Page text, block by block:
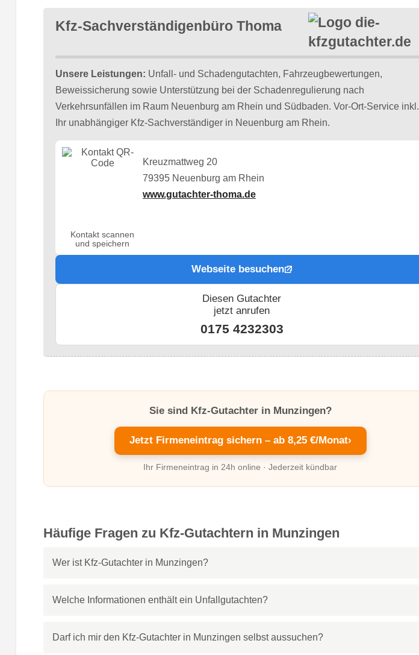
Kfz-Sachverständigenbüro Thoma
Unsere Leistungen: Unfall- und Schadengutachten, Fahrzeugbewertungen,
Beweissicherung sowie Unterstützung bei der Schadenregulierung nach
Verkehrsunfällen im Raum Neuenburg am Rhein und Südbaden. Vor-Ort-Service inkl.
Ihr unabhängiger Kfz-Sachverständiger in Neuenburg am Rhein.
Kontakt scannen
und speichern
Kreuzmattweg 20
79395 Neuenburg am Rhein
www.gutachter-thoma.de
Webseite besuchen
Diesen Gutachter
jetzt anrufen
0175 4232303
Sie sind Kfz-Gutachter in Munzingen?
Jetzt Firmeneintrag sichern – ab 8,25 €/Monat›
Ihr Firmeneintrag in 24h online · Jederzeit kündbar
Häufige Fragen zu Kfz-Gutachtern in Munzingen
Wer ist Kfz-Gutachter in Munzingen?
Welche Informationen enthält ein Unfallgutachten?
Darf ich mir den Kfz-Gutachter in Munzingen selbst aussuchen?